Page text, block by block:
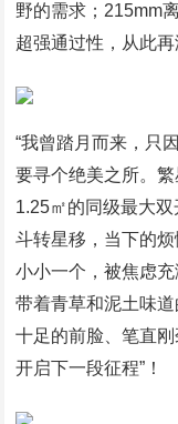
野的需求；215mm
超强通过性，从此
“我曾踏月而来，只
要寻个绝美之所。
1.25㎡的同级最大
斗转星移，当下的
小小一个，被焦虑
带着青草和泥土味
十足的前脸、笔直刚
开启下一段征程”！